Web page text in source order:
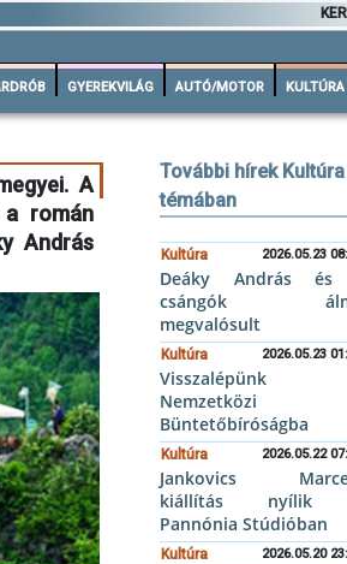
GYEREKVILÁG AUTÓ/MOTOR KULTÚRA
A
román
András
További hírek Kultúra
témában
Kultúra 2026.05.23
Deáky András
csángók
megvalósult
Kultúra 2026.05.23
Visszalépünk
Nemzetközi
Büntetőbíróságba
Kultúra 2026.05.22
Jankovics
kiállítás nyílik
Pannónia Stúdióban
Kultúra 2026.05.20